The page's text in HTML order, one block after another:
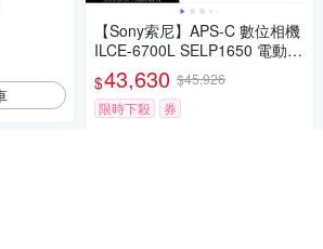
【Sony索尼】APS-C 數位相機
ILCE-6700L SELP1650 電動變
焦鏡組(公司貨 保固18+6個月)
$43,630 $45,926
限時下殺
券